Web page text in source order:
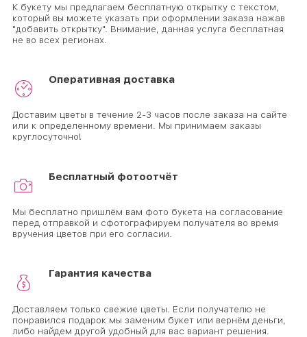
К букету мы предлагаем бесплатную открытку с текстом,
который вы можете указать при оформлении заказа нажав
"добавить открытку". Внимание, данная услуга бесплатная
не во всех регионах.
Оперативная доставка
Доставим цветы в течение 2-3 часов после заказа на сайте
или к определенному времени. Мы принимаем заказы
круглосуточно!
Бесплатный фотоотчёт
Мы бесплатно пришлём вам фото букета на согласование
перед отправкой и сфотографируем получателя во время
вручения цветов при его согласии.
Гарантия качества
Доставляем только свежие цветы. Если получателю не
понравился подарок мы заменим букет или вернём деньги,
либо найдем другой удобный для вас вариант решения.